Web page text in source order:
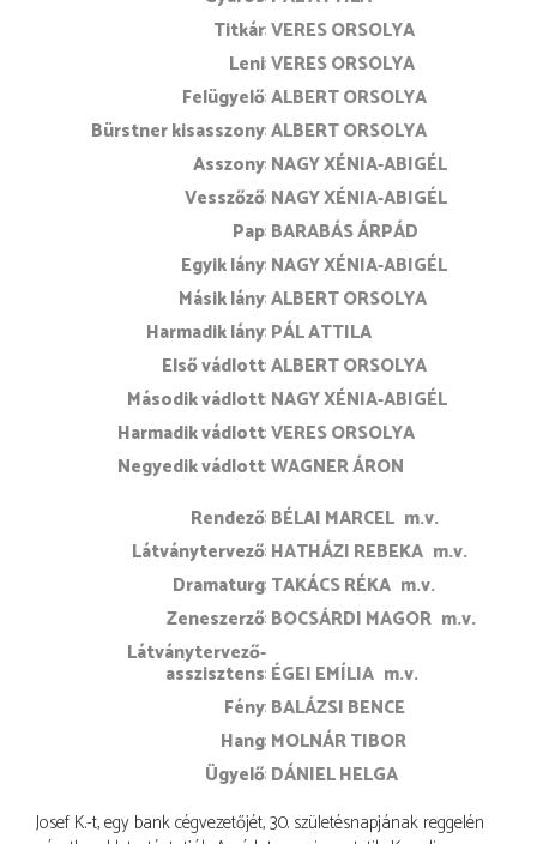
Titkár VERES ORSOLYA
Leni VERES ORSOLYA
Felügyelő ALBERT ORSOLYA
Bürstner kisasszony ALBERT ORSOLYA
Asszony NAGY XÉNIA-ABIGÉL
Vesszőző NAGY XÉNIA-ABIGÉL
Pap BARABÁS ÁRPÁD
Egyik lány NAGY XÉNIA-ABIGÉL
Másik lány ALBERT ORSOLYA
Harmadik lány PÁL ATTILA
Első vádlott ALBERT ORSOLYA
Második vádlott NAGY XÉNIA-ABIGÉL
Harmadik vádlott VERES ORSOLYA
Negyedik vádlott WAGNER ÁRON
rendező BÉLAI MARCEL m.v.
látványtervező HATHÁZI REBEKA m.v.
dramaturg TAKÁCS RÉKA m.v.
zeneszerző BOCSÁRDI MAGOR m.v.
látványtervező-
asszisztens ÉGEI EMÍLIA m.v.
fény BALÁZSI BENCE
hang MOLNÁR TIBOR
ügyelő DÁNIEL HELGA
Josef K.-t, egy bank cégvezetőjét, 30. születésnapjának reggelén